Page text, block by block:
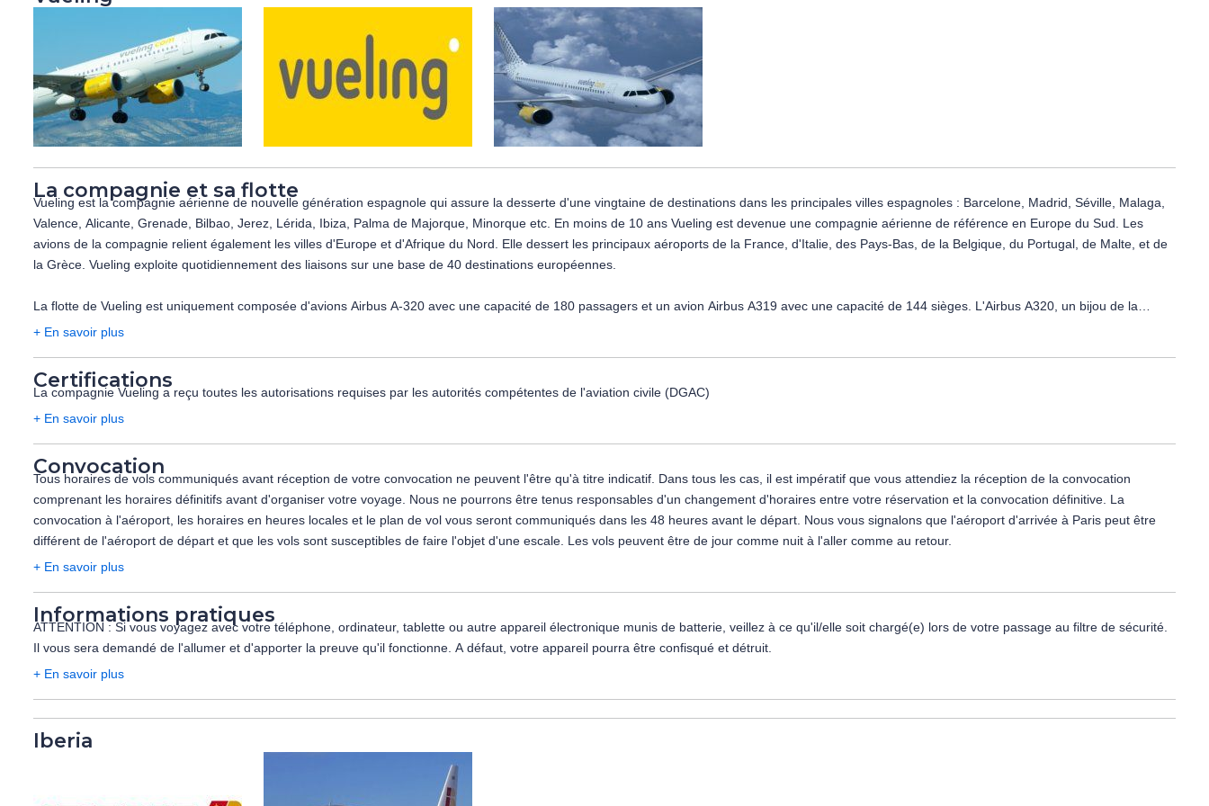
Standard Appartement (Balcon ou terrasse):
Aménagées avec lit de bébé (gratuit), carrelage, balcon ou terrasse, Internet (payant), coffre-fort (payant) et télévision par satellite ainsi que climatisation centralisée. Taille de la chambre: 38 m².
Les vols sont opérés par les compagnies aériennes suivantes (à titre indicatif suivant les dates de départ et sous réserve de modification par le tour-opérateur).
La compagnie et sa flotte
Vueling est la compagnie aérienne de nouvelle génération espagnole qui assure la desserte d'une vingtaine de destinations dans les principales villes espagnoles : Barcelone, Madrid, Séville, Malaga,
Valence, Alicante, Grenade, Bilbao, Jerez, Lérida, Ibiza, Palma de Majorque, Minorque etc. En moins de 10 ans Vueling est devenue une compagnie aérienne de référence en Europe du Sud. Les
avions de la compagnie relient également les villes d'Europe et d'Afrique du Nord. Elle dessert les principaux aéroports de la France, d'Italie, des Pays-Bas, de la Belgique, du Portugal, de Malte, et de
la Grèce. Vueling exploite quotidiennement des liaisons sur une base de 40 destinations européennes.
La flotte de Vueling est uniquement composée d'avions Airbus A-320 avec une capacité de 180 passagers et un avion Airbus A319 avec une capacité de 144 sièges. L'Airbus A320, un bijou de la
recherche technologique, est un avion sûr, confortable et qui respecte l'environnement.
+ En savoir plus
Certifications
La compagnie Vueling a reçu toutes les autorisations requises par les autorités compétentes de l'aviation civile (DGAC)
+ En savoir plus
Convocation
Tous horaires de vols communiqués avant réception de votre convocation ne peuvent l'être qu'à titre indicatif. Dans tous les cas, il est impératif que vous attendiez la réception de la convocation
comprenant les horaires définitifs avant d'organiser votre voyage. Nous ne pourrons être tenus responsables d'un changement d'horaires entre votre réservation et la convocation définitive. La
convocation à l'aéroport, les horaires en heures locales et le plan de vol vous seront communiqués dans les 48 heures avant le départ. Nous vous signalons que l'aéroport d'arrivée à Paris peut être
différent de l'aéroport de départ et que les vols sont susceptibles de faire l'objet d'une escale. Les vols peuvent être de jour comme nuit à l'aller comme au retour.
+ En savoir plus
Informations pratiques
ATTENTION : Si vous voyagez avec votre téléphone, ordinateur, tablette ou autre appareil électronique munis de batterie, veillez à ce qu'il/elle soit chargé(e) lors de votre passage au filtre de sécurité.
Il vous sera demandé de l'allumer et d'apporter la preuve qu'il fonctionne. A défaut, votre appareil pourra être confisqué et détruit.
+ En savoir plus
Iberia